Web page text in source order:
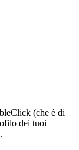
(che è di
dei tuoi